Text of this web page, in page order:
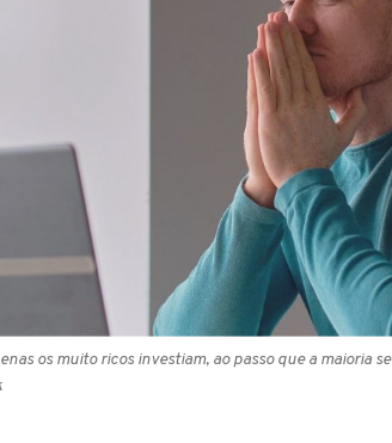
os muito ricos investiam, ao passo que a maioria